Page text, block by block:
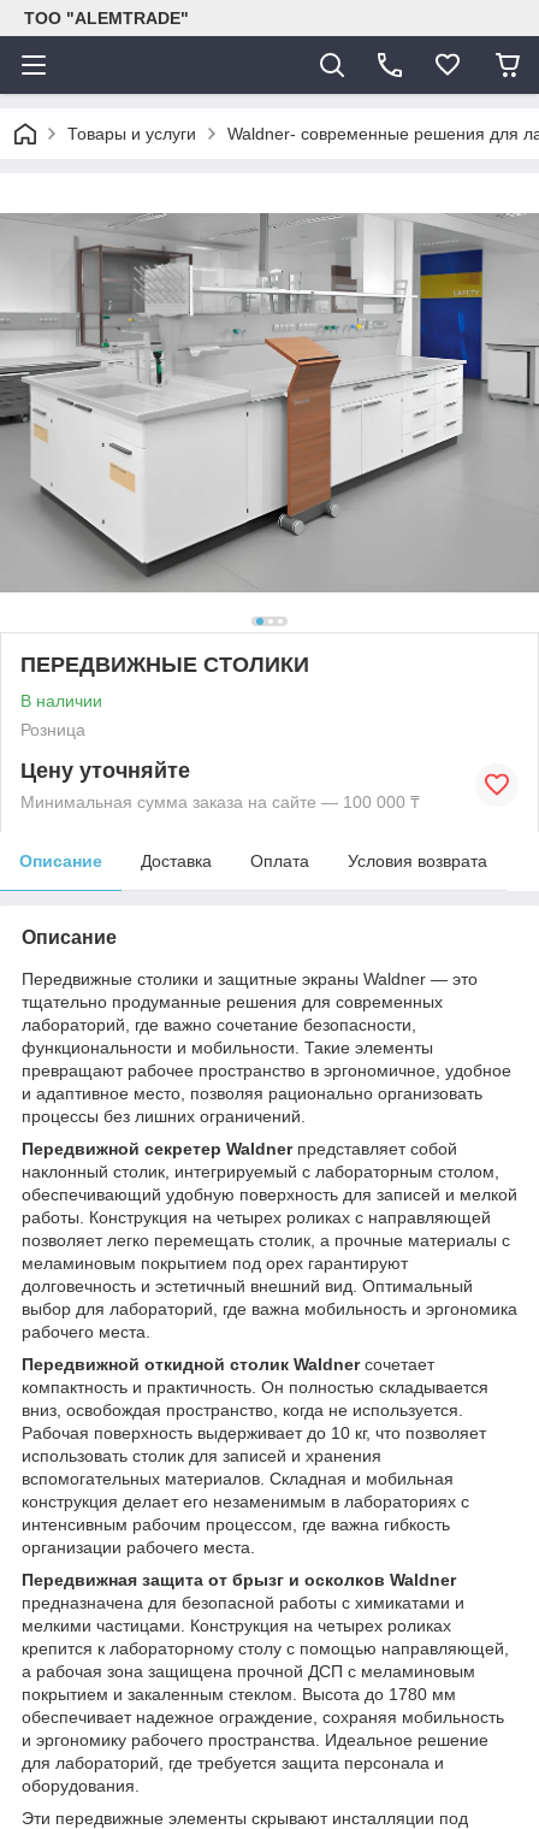
ТОО "ALEMTRADE"
Товары и услуги Waldner- современные решения для
ПЕРЕДВИЖНЫЕ СТОЛИКИ
В наличии
Розница
Цену уточняйте
Минимальная сумма заказа на сайте — 100 000 ₸
Описание Доставка Оплата Условия возврата
Описание
Передвижные столики и защитные экраны Waldner — это
тщательно продуманные решения для современных
лабораторий, где важно сочетание безопасности,
функциональности и мобильности. Такие элементы
превращают рабочее пространство в эргономичное, удобное
и адаптивное место, позволяя рационально организовать
процессы без лишних ограничений.
Передвижной секретер Waldnerпредставляет собой
наклонный столик, интегрируемый с лабораторным столом,
обеспечивающий удобную поверхность для записей и мелкой
работы. Конструкция на четырех роликах с направляющей
позволяет легко перемещать столик, а прочные материалы с
меламиновым покрытием под орех гарантируют
долговечность и эстетичный внешний вид. Оптимальный
выбор для лабораторий, где важна мобильность и эргономика
рабочего места.
Передвижной откидной столик Waldnerсочетает
компактность и практичность. Он полностью складывается
вниз, освобождая пространство, когда не используется.
Рабочая поверхность выдерживает до 10 кг, что позволяет
использовать столик для записей и хранения
вспомогательных материалов. Складная и мобильная
конструкция делает его незаменимым в лабораториях с
интенсивным рабочим процессом, где важна гибкость
организации рабочего места.
Передвижная защита от брызг и осколков Waldner
предназначена для безопасной работы с химикатами и
мелкими частицами. Конструкция на четырех роликах
крепится к лабораторному столу с помощью направляющей,
а рабочая зона защищена прочной ДСП с меламиновым
покрытием и закаленным стеклом. Высота до 1780 мм
обеспечивает надежное ограждение, сохраняя мобильность
и эргономику рабочего пространства. Идеальное решение
для лабораторий, где требуется защита персонала и
оборудования.
Эти передвижные элементы скрывают инсталляции под